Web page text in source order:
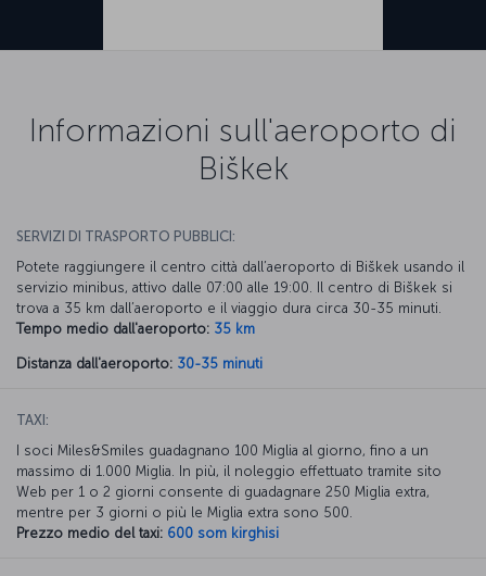
Informazioni sull'aeroporto di
Biškek
SERVIZI DI TRASPORTO PUBBLICI:
Potete raggiungere il centro città dall’aeroporto di Biškek usando il
servizio minibus, attivo dalle 07:00 alle 19:00. Il centro di Biškek si
trova a 35 km dall’aeroporto e il viaggio dura circa 30-35 minuti.
Tempo medio dall'aeroporto: 35 km
Distanza dall'aeroporto: 30-35 minuti
TAXI:
I soci Miles&Smiles guadagnano 100 Miglia al giorno, fino a un
massimo di 1.000 Miglia. In più, il noleggio effettuato tramite sito
Web per 1 o 2 giorni consente di guadagnare 250 Miglia extra,
mentre per 3 giorni o più le Miglia extra sono 500.
Prezzo medio del taxi: 600 som kirghisi